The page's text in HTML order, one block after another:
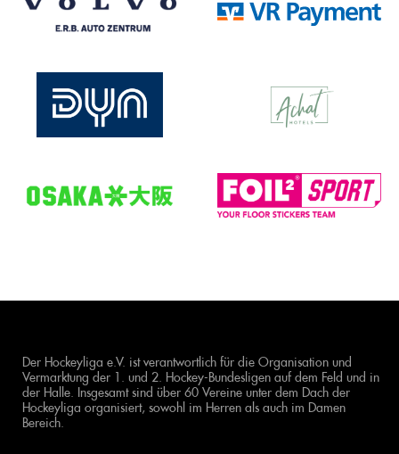
Der Hockeyliga e.V. ist verantwortlich für die Organisation und
Vermarktung der 1. und 2. Hockey-Bundesligen auf dem Feld und in
der Halle. Insgesamt sind über 60 Vereine unter dem Dach der
Hockeyliga organisiert, sowohl im Herren als auch im Damen
Bereich.